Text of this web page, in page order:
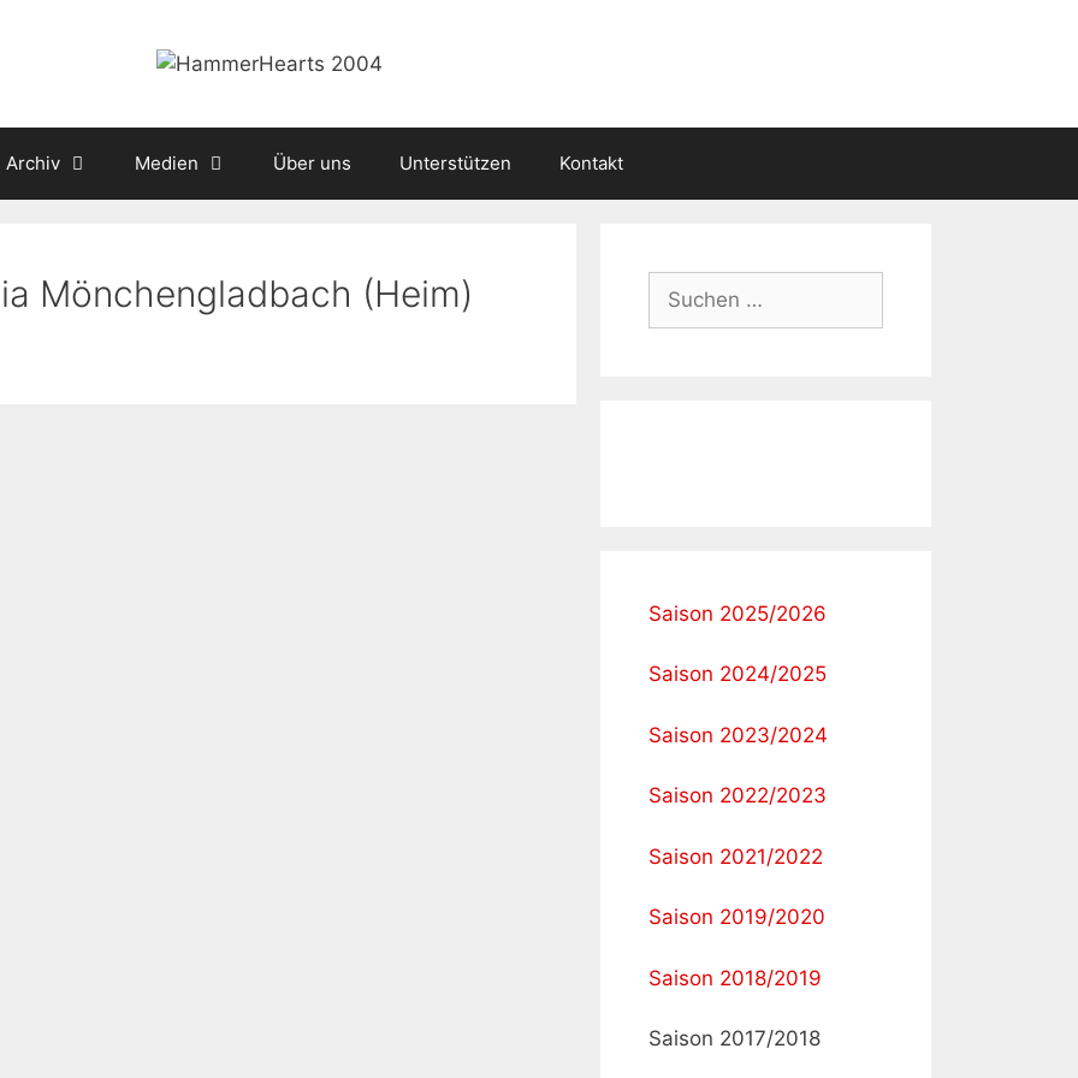
Archiv Medien Über uns Unterstützen Kontakt
Mönchengladbach (Heim)
nach:
Saison 2025/2026
Saison 2024/2025
Saison 2023/2024
Saison 2022/2023
Saison 2021/2022
Saison 2019/2020
Saison 2018/2019
Saison 2017/2018